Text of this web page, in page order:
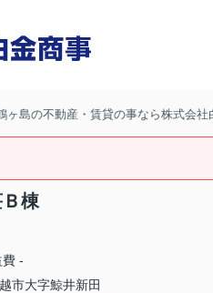
ヶ島の不動産・賃貸の事なら株式会社
棟
-
市大字鯨井新田